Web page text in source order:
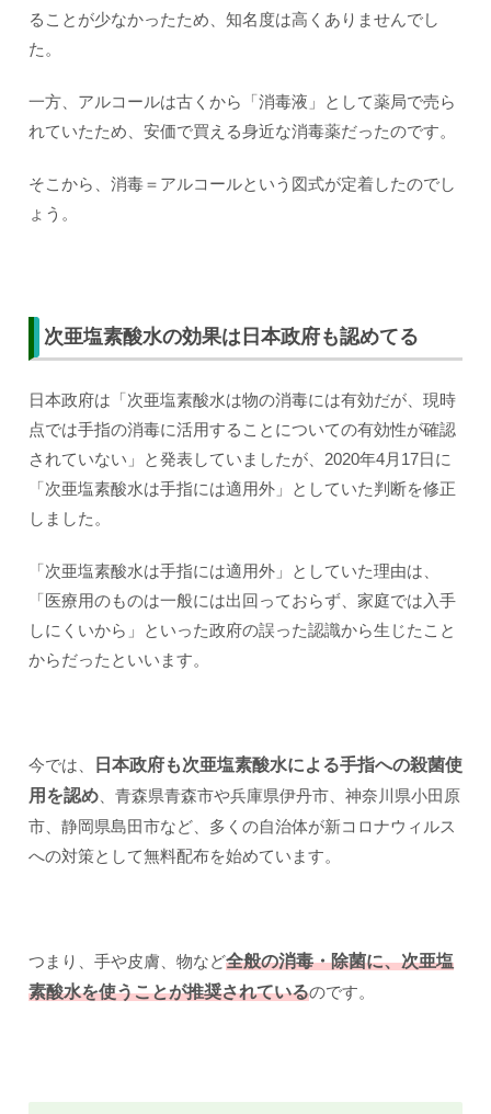
ることが少なかったため、知名度は高くありませんでし
た。
一方、アルコールは古くから「消毒液」として薬局で売ら
れていたため、安価で買える身近な消毒薬だったのです。
そこから、消毒＝アルコールという図式が定着したのでし
ょう。
次亜塩素酸水の効果は日本政府も認めてる
日本政府は「次亜塩素酸水は物の消毒には有効だが、現時
点では手指の消毒に活用することについての有効性が確認
されていない」と発表していましたが、2020年4月17日に
「次亜塩素酸水は手指には適用外」としていた判断を修正
しました。
「次亜塩素酸水は手指には適用外」としていた理由は、
「医療用のものは一般には出回っておらず、家庭では入手
しにくいから」といった政府の誤った認識から生じたこと
からだったといいます。
今では、
日本政府も次亜塩素酸水による手指への殺菌使
用を認め 、青森県青森市や兵庫県伊丹市、神奈川県小田原
市、静岡県島田市など、多くの自治体が新コロナウィルス
への対策として無料配布を始めています。
つまり、手や皮膚、物など全般の消毒・除菌に、次亜塩
素酸水を使うことが推奨されているのです。